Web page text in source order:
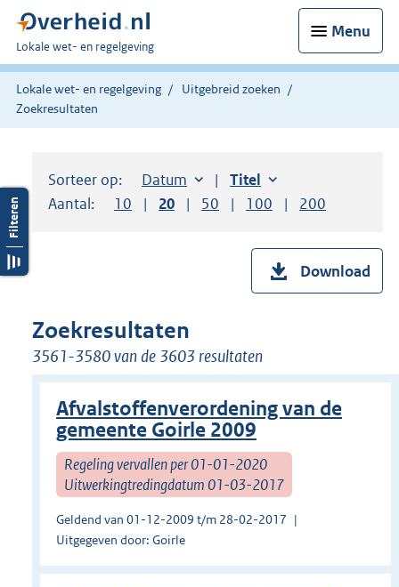
Menu
U
bent
hier:
Lokale wet- en regelgeving
Lokale wet- en regelgeving
Uitgebreid zoeken
Zoekresultaten
Sorteer op: Sorteer op:
Datum aflopendSorteer op:
Titel oplopend
Aantal:
Toon
10 resultaten per pagina
Toon
20 resultaten per pagina
Toon
50 resultaten per pagina
Toon
100 resultaten per
Toon
200
Download
Zoekresultaten
3561-3580 van de 3603 resultaten
Afvalstoffenverordening van de
gemeente Goirle 2009
Regeling vervallen per 01-01-2020
Uitwerkingtredingdatum 01-03-2017
Geldend van 01-12-2009 t/m 28-02-2017
Uitgegeven door: Goirle